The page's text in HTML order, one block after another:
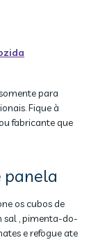
para
Fique à
fabricante que
panela
os cubos de
sal , pimenta-do-
e refogue ate